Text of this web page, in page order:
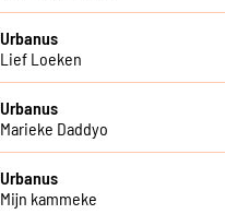
Urbanus
Lief Loeken
Urbanus
Marieke Daddyo
Urbanus
Mijn kammeke